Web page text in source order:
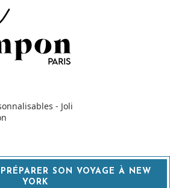
- Joli
SON VOYAGE À NEW
YORK